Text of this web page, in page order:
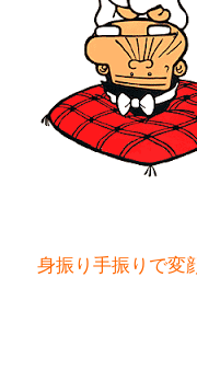
身振り手振りで変